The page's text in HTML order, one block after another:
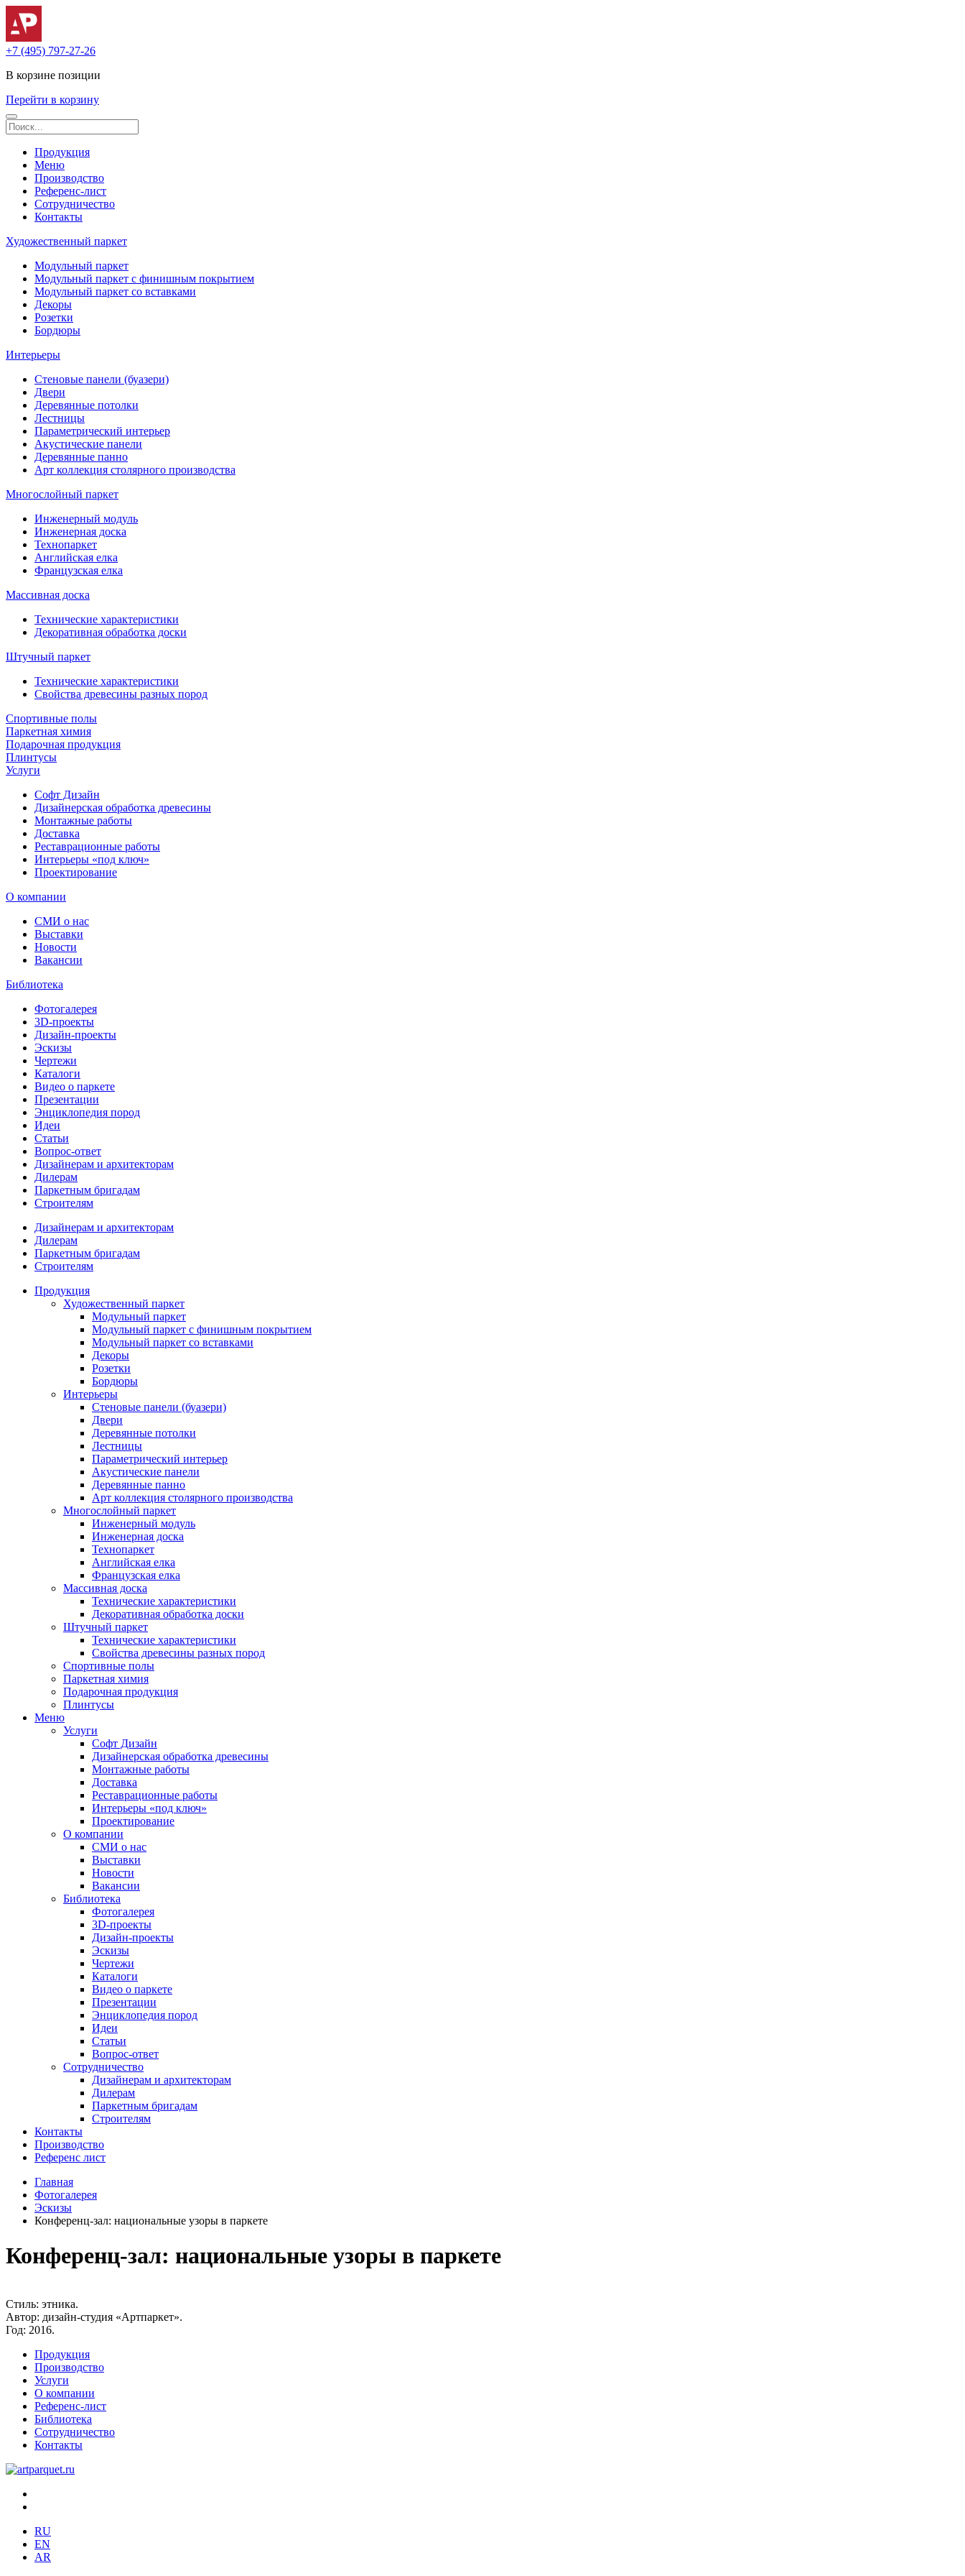
+7 (495) 797-27-26
В корзине позиции
Перейти в корзину
Продукция
Меню
Производство
Референс-лист
Сотрудничество
Контакты
Художественный паркет
Модульный паркет
Модульный паркет с финишным покрытием
Модульный паркет со вставками
Декоры
Розетки
Бордюры
Интерьеры
Стеновые панели (буазери)
Двери
Деревянные потолки
Лестницы
Параметрический интерьер
Акустические панели
Деревянные панно
Арт коллекция столярного производства
Многослойный паркет
Инженерный модуль
Инженерная доска
Технопаркет
Английская елка
Французская елка
Массивная доска
Технические характеристики
Декоративная обработка доски
Штучный паркет
Технические характеристики
Свойства древесины разных пород
Спортивные полы
Паркетная химия
Подарочная продукция
Плинтусы
Услуги
Софт Дизайн
Дизайнерская обработка древесины
Монтажные работы
Доставка
Реставрационные работы
Интерьеры «под ключ»
Проектирование
О компании
СМИ о нас
Выставки
Новости
Вакансии
Библиотека
Фотогалерея
3D-проекты
Дизайн-проекты
Эскизы
Чертежи
Каталоги
Видео о паркете
Презентации
Энциклопедия пород
Идеи
Статьи
Вопрос-ответ
Дизайнерам и архитекторам
Дилерам
Паркетным бригадам
Строителям
Дизайнерам и архитекторам
Дилерам
Паркетным бригадам
Строителям
Продукция
Художественный паркет
Модульный паркет
Модульный паркет с финишным покрытием
Модульный паркет со вставками
Декоры
Розетки
Бордюры
Интерьеры
Стеновые панели (буазери)
Двери
Деревянные потолки
Лестницы
Параметрический интерьер
Акустические панели
Деревянные панно
Арт коллекция столярного производства
Многослойный паркет
Инженерный модуль
Инженерная доска
Технопаркет
Английская елка
Французская елка
Массивная доска
Технические характеристики
Декоративная обработка доски
Штучный паркет
Технические характеристики
Свойства древесины разных пород
Спортивные полы
Паркетная химия
Подарочная продукция
Плинтусы
Меню
Услуги
Софт Дизайн
Дизайнерская обработка древесины
Монтажные работы
Доставка
Реставрационные работы
Интерьеры «под ключ»
Проектирование
О компании
СМИ о нас
Выставки
Новости
Вакансии
Библиотека
Фотогалерея
3D-проекты
Дизайн-проекты
Эскизы
Чертежи
Каталоги
Видео о паркете
Презентации
Энциклопедия пород
Идеи
Статьи
Вопрос-ответ
Сотрудничество
Дизайнерам и архитекторам
Дилерам
Паркетным бригадам
Строителям
Контакты
Производство
Референс лист
Главная
Фотогалерея
Эскизы
Конференц-зал: национальные узоры в паркете
Конференц-зал: национальные узоры в паркете
Стиль: этника.
Автор: дизайн-студия «Артпаркет».
Год: 2016.
Продукция
Производство
Услуги
О компании
Референс-лист
Библиотека
Сотрудничество
Контакты
RU
EN
AR